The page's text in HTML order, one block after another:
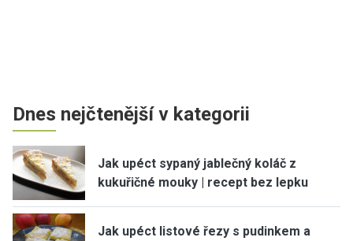
Dnes nejčtenější v kategorii
Jak upéct sypaný jablečný koláč z
kukuřičné mouky | recept bez lepku
Jak upéct listové řezy s pudinkem a